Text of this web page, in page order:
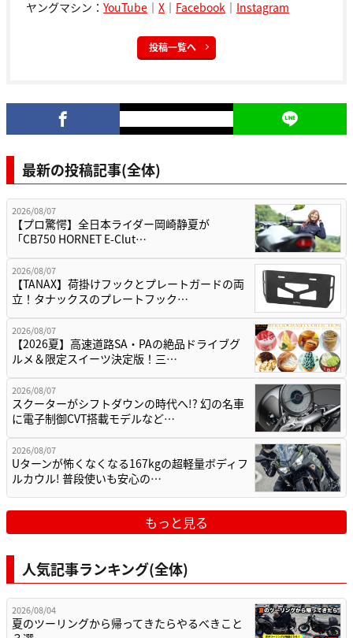
ヤングマシン： YouTube ｜ X ｜ Facebook ｜ Instagram
投稿一覧へ
最新の投稿記事(全体)
2026/08/07
【プロ驚愕】全日本ライダー岡崎静夏が
「CB750 HORNET E-Clut…
2026/08/07
【TANAX】荷掛けフックとプレートガードの両
立！タナックスのプレートフック…
2026/08/07
【2026夏】高速道路SA・PAの絶品ドライブグ
ルメ＆限定スイーツ決定版！三…
2026/08/07
スクーターがシフトダウンの時代へ!? 幻の名車
に電子制御CVT搭載モデルなど…
2026/08/07
Uターンが怖くなくなる167kgの超軽量ボディフ
ルカウル! 普段使いも安心の…
もっと見る
人気記事ランキング(全体)
2026/08/04
夏のツーリングから帰ってきたらやるべきこと